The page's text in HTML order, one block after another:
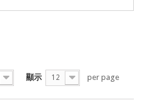
顯示 12 per page